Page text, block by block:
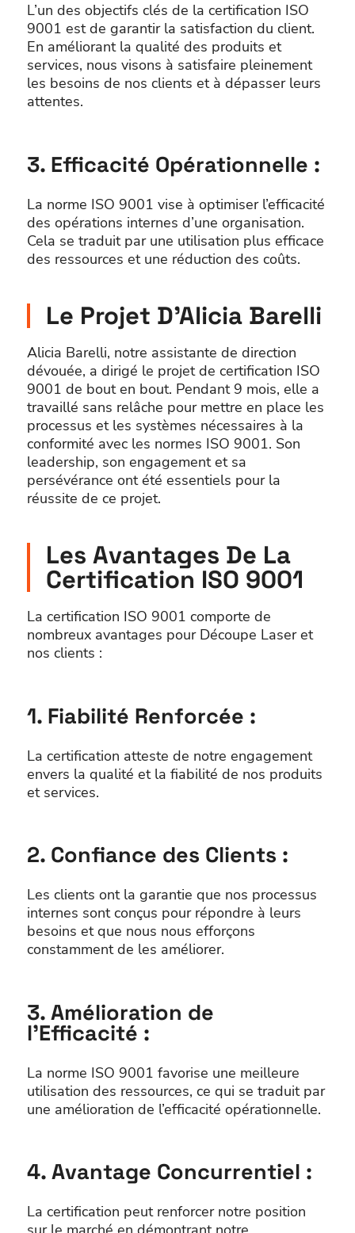
L’un des objectifs clés de la certification ISO
9001 est de garantir la satisfaction du client.
En améliorant la qualité des produits et
services, nous visons à satisfaire pleinement
les besoins de nos clients et à dépasser leurs
attentes.
3. Efficacité Opérationnelle :
La norme ISO 9001 vise à optimiser l’efficacité
des opérations internes d’une organisation.
Cela se traduit par une utilisation plus efficace
des ressources et une réduction des coûts.
Le Projet D’Alicia Barelli
Alicia Barelli, notre assistante de direction
dévouée, a dirigé le projet de certification ISO
9001 de bout en bout. Pendant 9 mois, elle a
travaillé sans relâche pour mettre en place les
processus et les systèmes nécessaires à la
conformité avec les normes ISO 9001. Son
leadership, son engagement et sa
persévérance ont été essentiels pour la
réussite de ce projet.
Les Avantages De La
Certification ISO 9001
La certification ISO 9001 comporte de
nombreux avantages pour Découpe Laser et
nos clients :
1. Fiabilité Renforcée :
La certification atteste de notre engagement
envers la qualité et la fiabilité de nos produits
et services.
2. Confiance des Clients :
Les clients ont la garantie que nos processus
internes sont conçus pour répondre à leurs
besoins et que nous nous efforçons
constamment de les améliorer.
3. Amélioration de
l’Efficacité :
La norme ISO 9001 favorise une meilleure
utilisation des ressources, ce qui se traduit par
une amélioration de l’efficacité opérationnelle.
4. Avantage Concurrentiel :
La certification peut renforcer notre position